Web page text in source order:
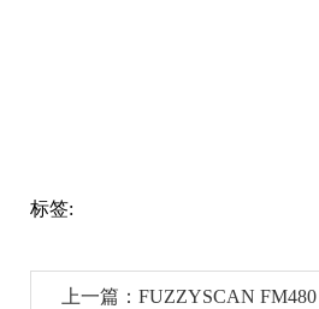
标签:
上一篇：FUZZYSCAN